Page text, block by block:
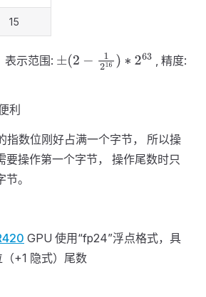
15
表示范围: ±(2− 12 16)∗263
, 精度:
利
指数位刚好占满一个字节， 所以操
要操作第一个字节， 操作尾数时只
。
GPU 使用“fp24”浮点格式，具
+1 隐式）尾数